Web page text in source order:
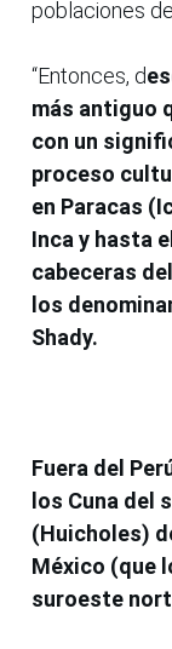
poblaciones
“Entonces, d
más antiguo
con un
proceso
en Paracas
Inca y hasta
cabeceras
los
Shady.
Fuera del
los Cuna del
(Huicholes)
México (que
suroeste